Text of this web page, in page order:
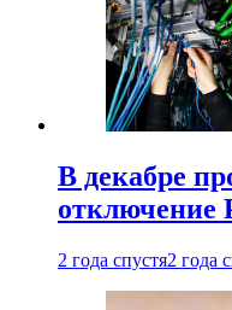
В декабре
отключение
2 года спустя2 года